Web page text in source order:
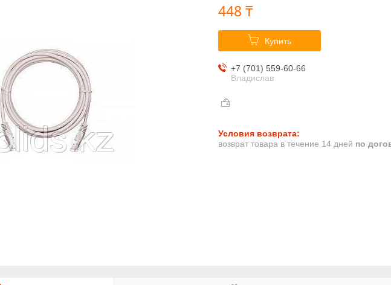
448 ₸
Купить
+7 (701) 559-60-66
Владислав
возврат товара в течение 14 дней по